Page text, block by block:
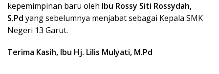
kepemimpinan baru oleh Ibu Rossy Siti Rossydah,
S.Pd yang sebelumnya menjabat sebagai Kepala SMK
Negeri 13 Garut.
Terima Kasih, Ibu Hj. Lilis Mulyati, M.Pd